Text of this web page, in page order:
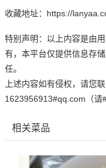
收藏地址：https://
特别声明：以上内容是由
有，本平台仅提供信息存
任。
上述内容如有侵权，请您
1623956913#qq.com（请
相关菜品